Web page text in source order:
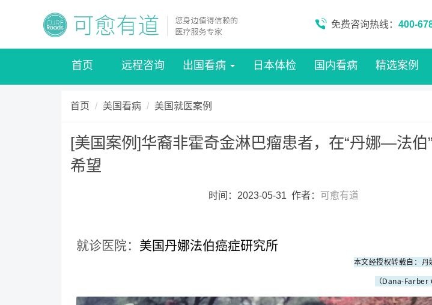
免费咨询热线： 400-
首页 远程咨询 出国看病 日本体检 国内看病 精选案例
首页 美国看病 美国就医案例
[美国案例]华裔非霍奇金淋巴瘤患者，在“丹娜—法伯
希望
时间：2023-05-31 作者： 可愈有道
就诊医院： 美国丹娜法伯癌症研究所
本文经授权转载自：
（Dana-